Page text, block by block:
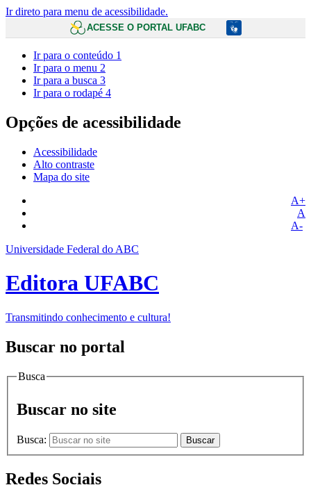
Ir direto para menu de acessibilidade.
ACESSE O PORTAL UFABC
Ir para o conteúdo 1
Ir para o menu 2
Ir para a busca 3
Ir para o rodapé 4
Opções de acessibilidade
Acessibilidade
Alto contraste
Mapa do site
A+
A
A-
Universidade Federal do ABC
Editora UFABC
Transmitindo conhecimento e cultura!
Buscar no portal
Busca
Buscar no site
Busca: Buscar
Redes Sociais